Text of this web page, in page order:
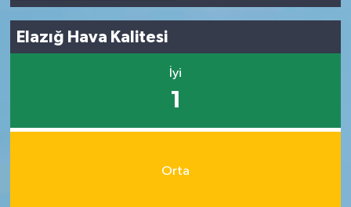
Elazığ Hava Kalitesi
İyi
1
Orta